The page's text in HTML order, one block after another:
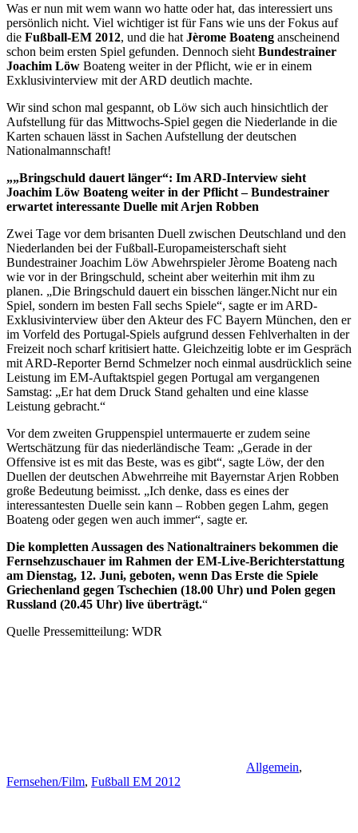
Was er nun mit wem wann wo hatte oder hat, das interessiert uns
persönlich nicht. Viel wichtiger ist für Fans wie uns der Fokus auf
die Fußball-EM 2012, und die hat Jèrome Boateng anscheinend
schon beim ersten Spiel gefunden. Dennoch sieht Bundestrainer
Joachim Löw Boateng weiter in der Pflicht, wie er in einem
Exklusivinterview mit der ARD deutlich machte.
Wir sind schon mal gespannt, ob Löw sich auch hinsichtlich der
Aufstellung für das Mittwochs-Spiel gegen die Niederlande in die
Karten schauen lässt in Sachen Aufstellung der deutschen
Nationalmannschaft!
„„Bringschuld dauert länger“: Im ARD-Interview sieht
Joachim Löw Boateng weiter in der Pflicht – Bundestrainer
erwartet interessante Duelle mit Arjen Robben
Zwei Tage vor dem brisanten Duell zwischen Deutschland und den
Niederlanden bei der Fußball-Europameisterschaft sieht
Bundestrainer Joachim Löw Abwehrspieler Jèrome Boateng nach
wie vor in der Bringschuld, scheint aber weiterhin mit ihm zu
planen. „Die Bringschuld dauert ein bisschen länger.Nicht nur ein
Spiel, sondern im besten Fall sechs Spiele“, sagte er im ARD-
Exklusivinterview über den Akteur des FC Bayern München, den er
im Vorfeld des Portugal-Spiels aufgrund dessen Fehlverhalten in der
Freizeit noch scharf kritisiert hatte. Gleichzeitig lobte er im Gespräch
mit ARD-Reporter Bernd Schmelzer noch einmal ausdrücklich seine
Leistung im EM-Auftaktspiel gegen Portugal am vergangenen
Samstag: „Er hat dem Druck Stand gehalten und eine klasse
Leistung gebracht.“
Vor dem zweiten Gruppenspiel untermauerte er zudem seine
Wertschätzung für das niederländische Team: „Gerade in der
Offensive ist es mit das Beste, was es gibt“, sagte Löw, der den
Duellen der deutschen Abwehrreihe mit Bayernstar Arjen Robben
große Bedeutung beimisst. „Ich denke, dass es eines der
interessantesten Duelle sein kann – Robben gegen Lahm, gegen
Boateng oder gegen wen auch immer“, sagte er.
Die kompletten Aussagen des Nationaltrainers bekommen die
Fernsehzuschauer im Rahmen der EM-Live-Berichterstattung
am Dienstag, 12. Juni, geboten, wenn Das Erste die Spiele
Griechenland gegen Tschechien (18.00 Uhr) und Polen gegen
Russland (20.45 Uhr) live überträgt.“
Quelle Pressemitteilung: WDR
Allgemein,
Fernsehen/Film, Fußball EM 2012